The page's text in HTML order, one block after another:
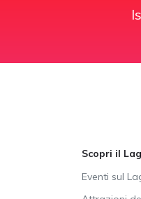
Scopri il
Eventi sul